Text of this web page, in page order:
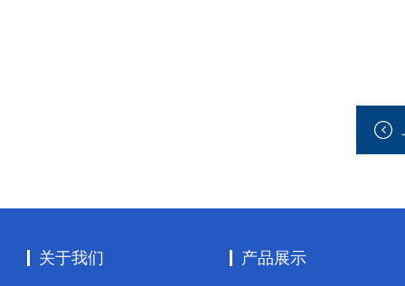
关于我们 产品展示